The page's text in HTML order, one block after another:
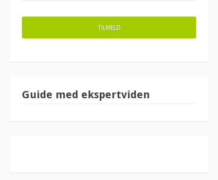
Guide med ekspertviden